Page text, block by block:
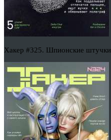
Хакер #325. Шпионские штучки